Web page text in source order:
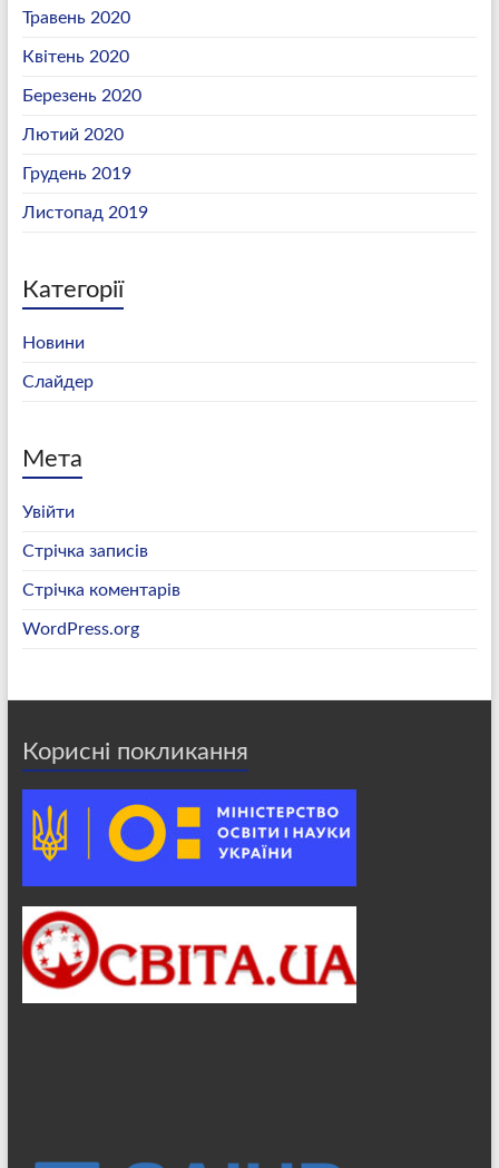
Травень 2020
Квітень 2020
Березень 2020
Лютий 2020
Грудень 2019
Листопад 2019
Категорії
Новини
Слайдер
Мета
Увійти
Стрічка записів
Стрічка коментарів
WordPress.org
Корисні покликання